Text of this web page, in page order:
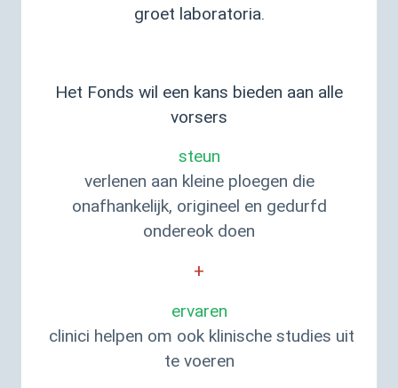
groet laboratoria.
Het Fonds wil een kans bieden aan alle
vorsers
steun
verlenen aan kleine ploegen die
onafhankelijk, origineel en gedurfd
ondereok doen
+
ervaren
clinici helpen om ook klinische studies uit
te voeren